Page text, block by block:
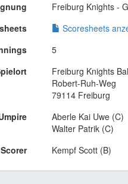
Freiburg Knights -
Scoresheets
5
Freiburg Knights
Robert-Ruh-Weg
79114 Freiburg
Aberle Kai Uwe (C)
Walter Patrik (C)
Scorer
Kempf Scott (B)